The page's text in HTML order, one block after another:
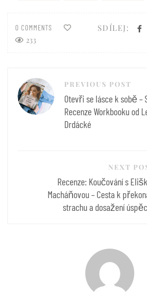
SDÍLEJ:
0 COMMENTS
233
Navigace
pro
příspěvek
PREVIOUS POST
Otevři se lásce k sobě –
Recenze Workbooku od
Drdácké
NEXT
Recenze: Koučování s
Macháňovou – Cesta k
strachu a dosažení